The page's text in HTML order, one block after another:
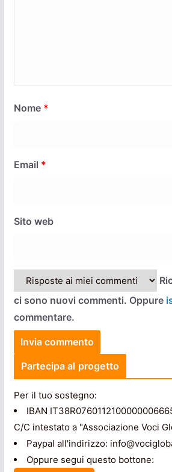
Nome *
Email *
Sito web
ci sono nuovi commenti. Oppure
commentare.
Partecipa al progetto
Per il tuo sostegno:
IBAN
C/C intestato a "Associazione Voci
Paypal all'indirizzo:
Oppure segui questo bottone: